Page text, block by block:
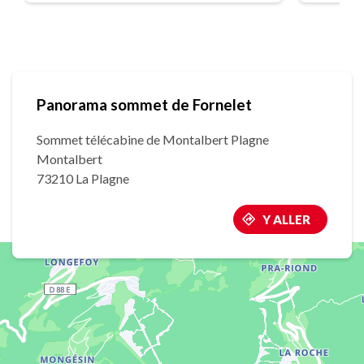
Panorama sommet de Fornelet
Sommet télécabine de Montalbert Plagne
Montalbert
73210 La Plagne
Y ALLER